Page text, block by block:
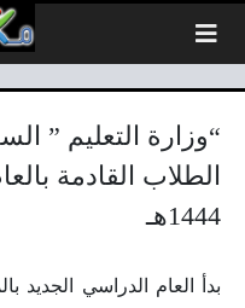
“وزارة التعليم ”
الطلاب القادمة
1444هـ
بدأ العام الدراسي الجديد